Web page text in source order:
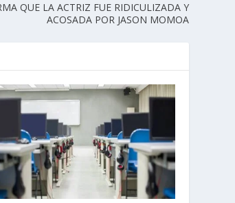
QUE LA ACTRIZ FUE RIDICULIZADA Y
ACOSADA POR JASON MOMOA